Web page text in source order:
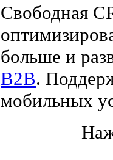
Свободная
больше и
B2B.
мобильных